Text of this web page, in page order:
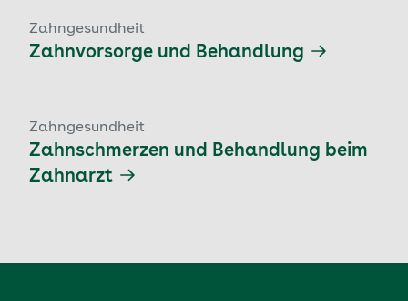
Zahngesundheit
Zahnvorsorge und Behandlung
Zahngesundheit
Zahnschmerzen und Behandlung beim
Zahnarzt